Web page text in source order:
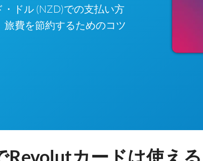
ドル (NZD)での支払い方
費を節約するためのコツ